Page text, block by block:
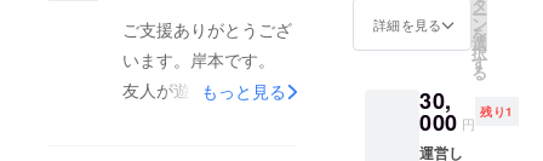
ご支援ありがとうござ
います。岸本です。
友人が遊びに来てるん
もっと見る
験して
（最寄
り駅ま
で迎え
ナーを
3ヶ月掲
載しま
1ヶ月1
万円で
PC版
ファー
詳細を見る ー
ン
を
選
択
す
る
30,
000 円
残り1
運営し